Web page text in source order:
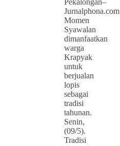
Jurnalphona.com
Momen
Syawalan
dimanfaatkan
warga
Krapyak
untuk
berjualan
lopis
sebagai
tradisi
tahunan.
Senin,
(09/5).
Tradisi